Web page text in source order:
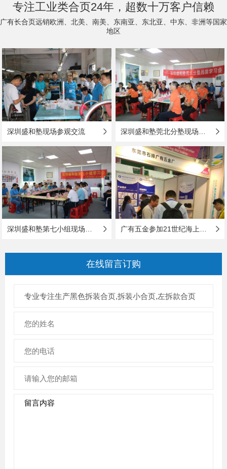
专注工业类合页24年，超数十万客户信赖
广有长合页远销欧洲、北美、南美、东南亚、东北亚、中东、非洲等国家
地区
深圳盛和塾现场参观交流
在线留言订购